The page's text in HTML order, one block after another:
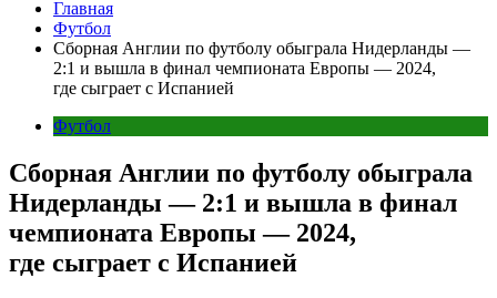
Главная
Футбол
Сборная Англии по футболу обыграла Нидерланды —
2:1 и вышла в финал чемпионата Европы — 2024,
где сыграет с Испанией
Футбол
Сборная Англии по футболу обыграла
Нидерланды — 2:1 и вышла в финал
чемпионата Европы — 2024,
где сыграет с Испанией